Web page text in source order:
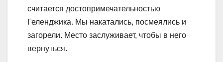
считается достопримечательностью
Геленджика. Мы накатались, посмеялись и
загорели. Место заслуживает, чтобы в него
вернуться.